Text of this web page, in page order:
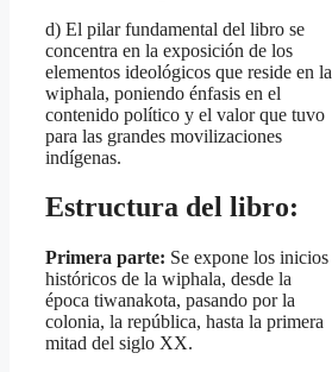
d) El pilar fundamental del libro se
concentra en la exposición de los
elementos ideológicos que reside en la
wiphala, poniendo énfasis en el
contenido político y el valor que tuvo
para las grandes movilizaciones
indígenas.
Estructura del libro:
Primera parte: Se expone los inicios
históricos de la wiphala, desde la
época tiwanakota, pasando por la
colonia, la república, hasta la primera
mitad del siglo XX.